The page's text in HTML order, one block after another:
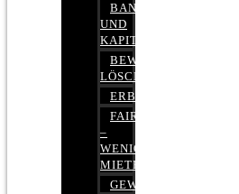
BANK-
UND
KAPITALMARKTRECHT
BEWERTUNGEN
LÖSCHEN
ERBRECHT
FAIRMIETEN
–
WENIGER
MIETE
GEWERBERECHT